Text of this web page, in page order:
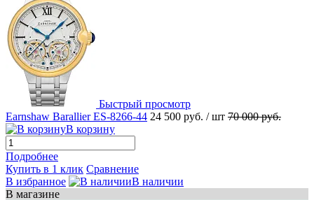
Быстрый просмотр
Earnshaw Barallier ES-8266-44 24 500 руб. / шт 70 000 руб.
В корзину
Подробнее
Купить в 1 клик Сравнение
В избранное
В наличии
В магазине